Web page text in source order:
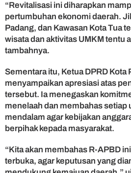
r
a
n
s
r
“Revitalisasi ini diharapkan
pertumbuhan ekonomi daerah.
Padang, dan Kawasan Kota Tua
wisata dan aktivitas UMKM tentu
tambahnya.
Sementara itu, Ketua DPRD Kota
menyampaikan apresiasi atas
tersebut. Ia menegaskan
menelaah dan membahas setiap
mendalam agar kebijakan
berpihak kepada masyarakat.
“Kita akan membahas R-APBD
terbuka, agar keputusan yang